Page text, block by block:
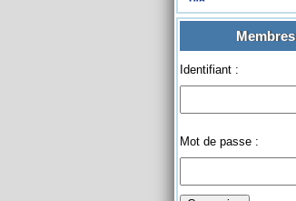
Membres
Identifiant :
Mot de passe :